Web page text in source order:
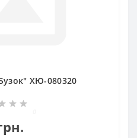
ХЮ-080320